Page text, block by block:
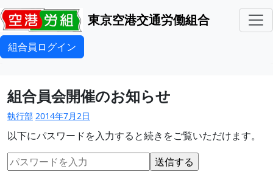
東京空港交通労働組合
組合員ログイン
組合員会開催のお知らせ
執行部 2014年7月2日
以下にパスワードを入力すると続きをご覧いただけます。